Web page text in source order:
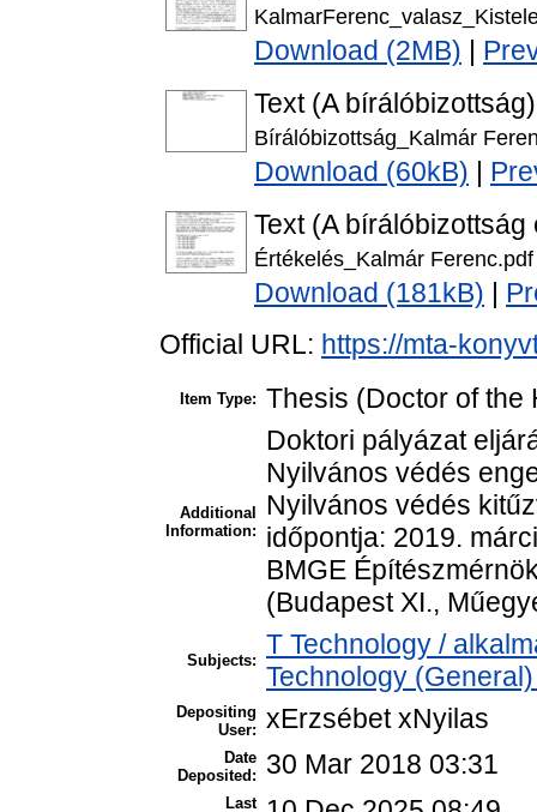
Download (2MB)
Text (A bírálóbizottság)
Bírálóbizottság_Kalmár
Download (60kB)
Text (A
Értékelés_Kalmár Ferenc.pdf
Download (181kB)
Official URL: https://mta-
Item Type: Thesis (Doctor of the
Additional
Information:
Doktori pályázat
Nyilvános védés
Nyilvános védés
időpontja: 2019.
BMGE
(Budapest XI.,
Subjects:
T Technology /
Technology
Depositing
User: xErzsébet xNyilas
Date
Deposited:
30 Mar 2018 03:31
Last